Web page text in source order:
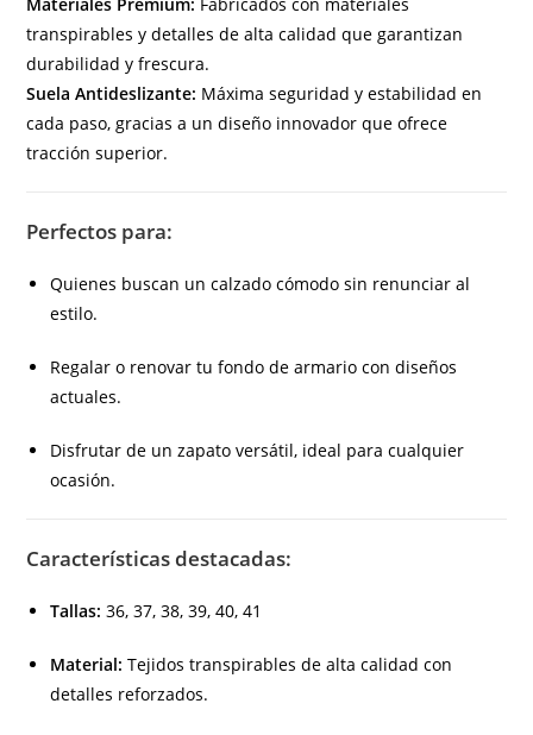
Materiales Premium: Fabricados con materiales
transpirables y detalles de alta calidad que garantizan
durabilidad y frescura.
Suela Antideslizante: Máxima seguridad y estabilidad en
cada paso, gracias a un diseño innovador que ofrece
tracción superior.
Perfectos para:
Quienes buscan un calzado cómodo sin renunciar al
estilo.
Regalar o renovar tu fondo de armario con diseños
actuales.
Disfrutar de un zapato versátil, ideal para cualquier
ocasión.
Características destacadas:
Tallas: 36, 37, 38, 39, 40, 41
Material: Tejidos transpirables de alta calidad con
detalles reforzados.